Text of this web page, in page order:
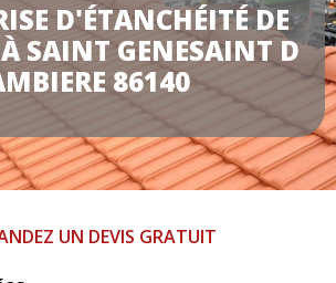
D'ÉTANCHÉITÉ DE
SAINT GENESAINT D
86140
UN DEVIS GRATUIT